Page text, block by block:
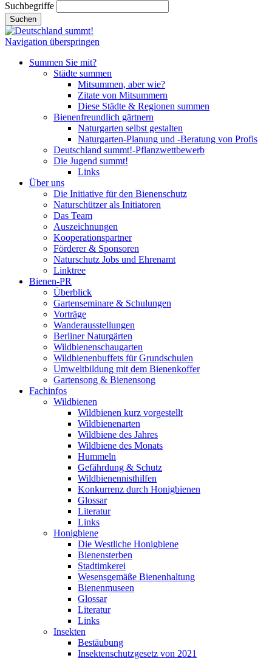
Suchbegriffe
Suchen
Navigation überspringen
Summen Sie mit?
Städte summen
Mitsummen, aber wie?
Zitate von Mitsummern
Diese Städte & Regionen summen
Bienenfreundlich gärtnern
Naturgarten selbst gestalten
Naturgarten-Planung und -Beratung von Profis
Deutschland summt!-Pflanzwettbewerb
Die Jugend summt!
Links
Über uns
Die Initiative für den Bienenschutz
Naturschützer als Initiatoren
Das Team
Auszeichnungen
Kooperationspartner
Förderer & Sponsoren
Naturschutz Jobs und Ehrenamt
Linktree
Bienen-PR
Überblick
Gartenseminare & Schulungen
Vorträge
Wanderausstellungen
Berliner Naturgärten
Wildbienenschaugarten
Wildbienenbuffets für Grundschulen
Umweltbildung mit dem Bienenkoffer
Gartensong & Bienensong
Fachinfos
Wildbienen
Wildbienen kurz vorgestellt
Wildbienenarten
Wildbiene des Jahres
Wildbiene des Monats
Hummeln
Gefährdung & Schutz
Wildbienennisthilfen
Konkurrenz durch Honigbienen
Glossar
Literatur
Links
Honigbiene
Die Westliche Honigbiene
Bienensterben
Stadtimkerei
Wesensgemäße Bienenhaltung
Bienenmuseen
Glossar
Literatur
Links
Insekten
Bestäubung
Insektenschutzgesetz von 2021